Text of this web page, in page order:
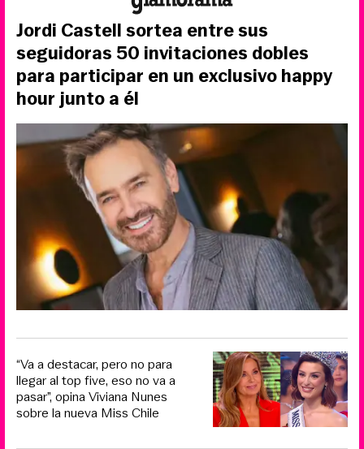
Jordi Castell sortea entre sus
seguidoras 50 invitaciones dobles
para participar en un exclusivo happy
hour junto a él
“Va a destacar, pero no para
llegar al top five, eso no va a
pasar”, opina Viviana Nunes
sobre la nueva Miss Chile